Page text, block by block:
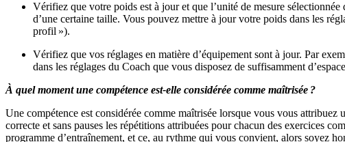
Vérifiez que votre poids est à jour et que l’unité de mesure
d’une certaine taille. Vous pouvez mettre à jour votre poids dans les
profil »).
Vérifiez que vos réglages en matière d’équipement sont à jour. Par
dans les réglages du Coach que vous disposez de suffisamment
À quel moment une compétence est-elle considérée comme maîtrisée ?
Une compétence est considérée comme maîtrisée lorsque vous vous
correcte et sans pauses les répétitions attribuées pour chacun des exercices
programme d’entraînement, et ce, au rythme qui vous convient, alors soyez